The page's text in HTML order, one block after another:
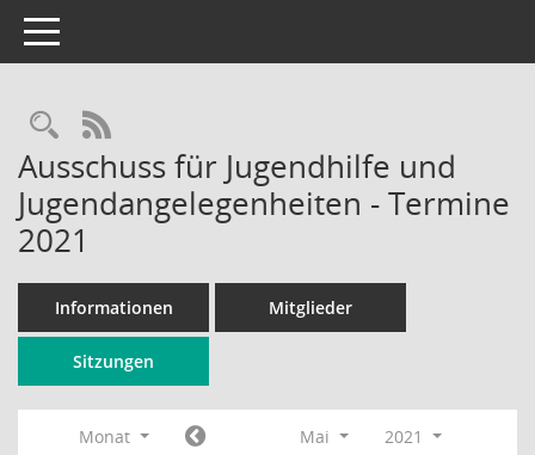
Toggle navigation
Rechercheauswahl
RSS-Feed
Ausschuss für Jugendhilfe und
Jugendangelegenheiten - Termine
2021
Informationen Mitglieder
Sitzungen
Monat Mai
2021